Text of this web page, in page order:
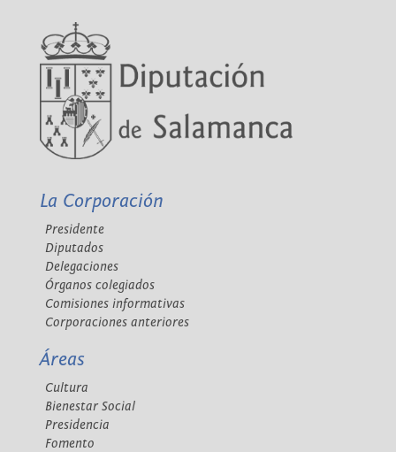
La Corporación
Presidente
Diputados
Delegaciones
Órganos colegiados
Comisiones informativas
Corporaciones anteriores
Áreas
Cultura
Bienestar Social
Presidencia
Fomento